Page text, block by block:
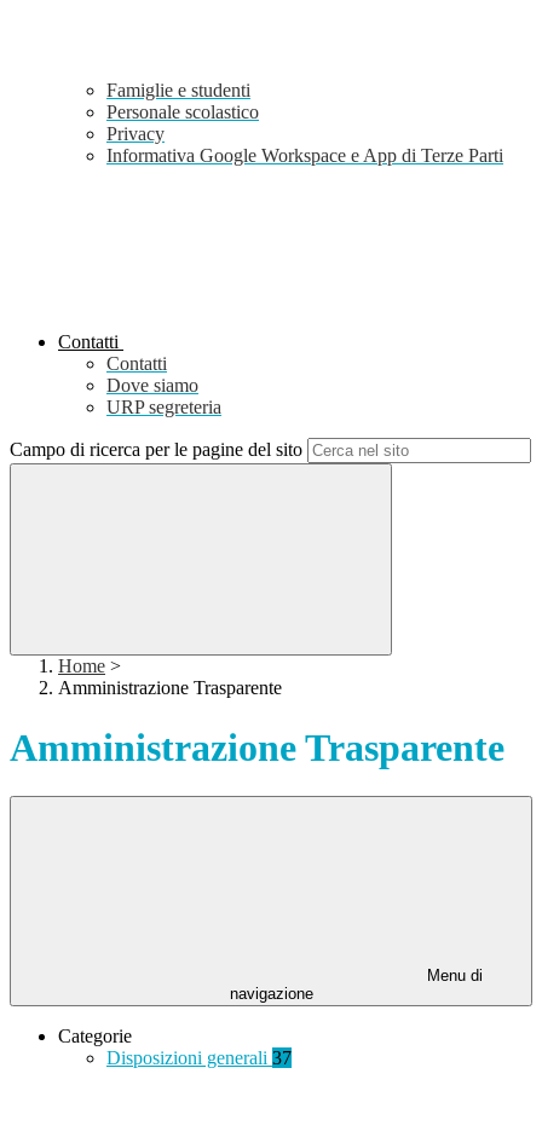
Famiglie e studenti
Personale scolastico
Privacy
Informativa Google Workspace e App di Terze Parti
Contatti
Contatti
Dove siamo
URP segreteria
Campo di ricerca per le pagine del sito
Home >
Amministrazione Trasparente
Amministrazione Trasparente
Menu di
navigazione
Categorie
Disposizioni generali 37